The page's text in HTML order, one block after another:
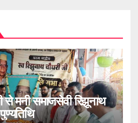
से मनी समाजसेवी रिझूनाथ